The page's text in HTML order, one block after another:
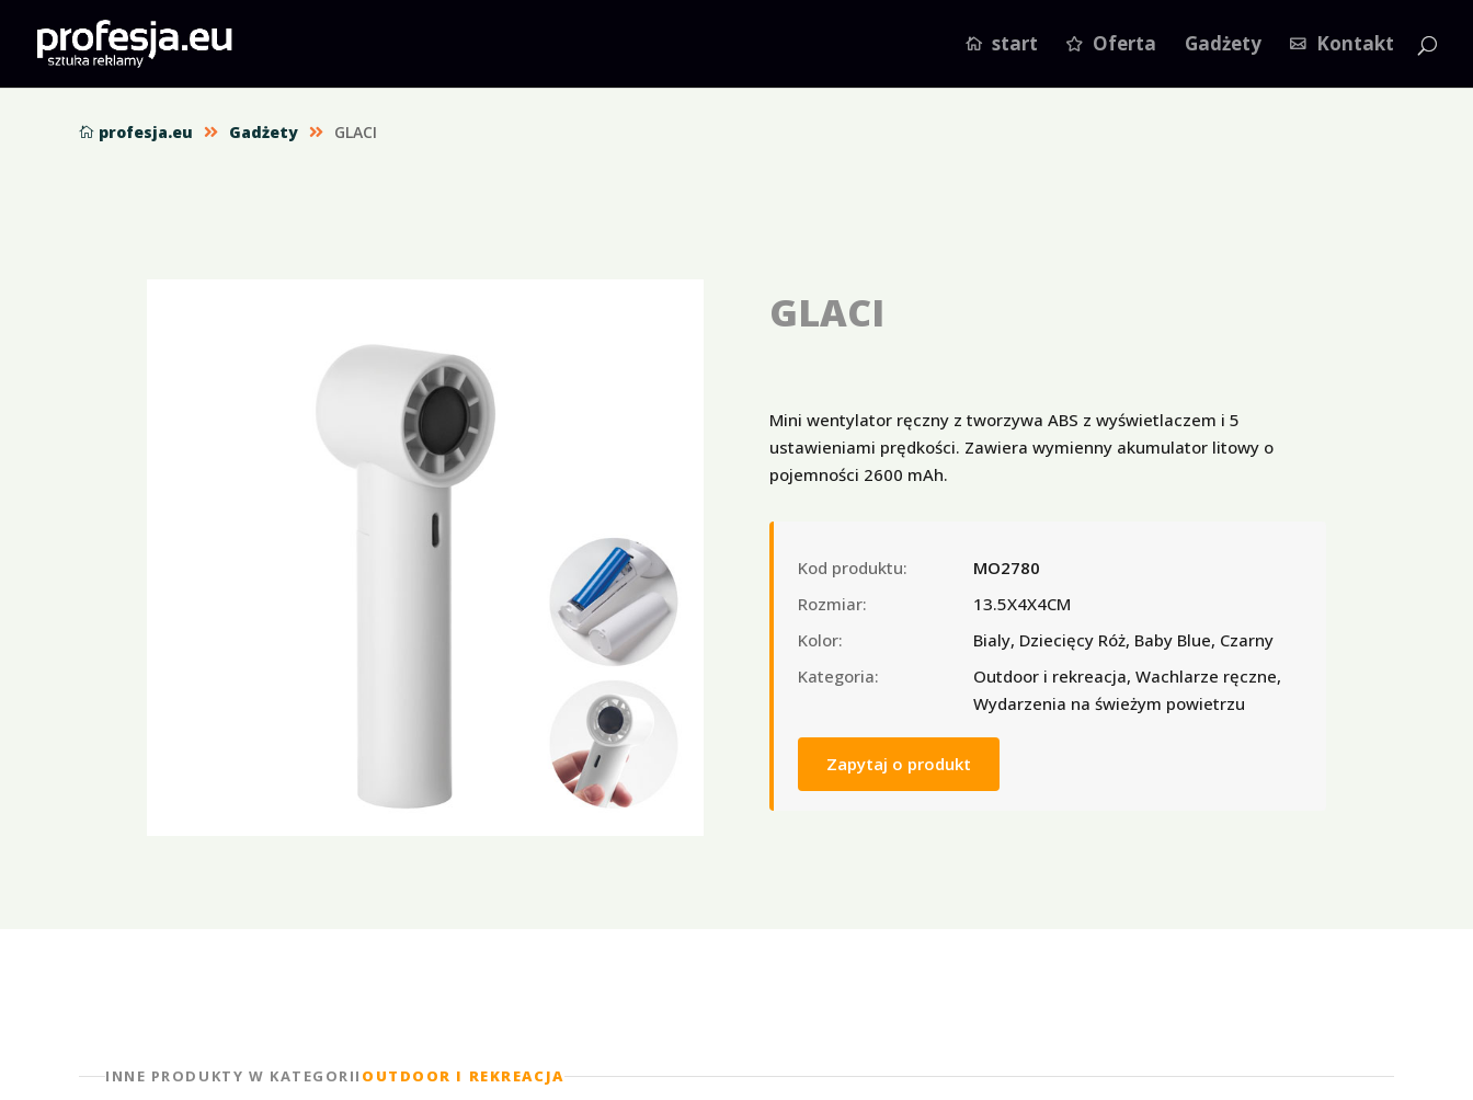
start Oferta Gadżety Kontakt
 profesja.eu  Gadżety  GLACI
GLACI
Mini wentylator ręczny z tworzywa ABS z wyświetlaczem i 5
ustawieniami prędkości. Zawiera wymienny akumulator litowy o
pojemności 2600 mAh.
Kod produktu:
MO2780
Rozmiar:
13.5X4X4CM
Kolor:
Bialy, Dziecięcy Róż, Baby Blue, Czarny
Kategoria:
Outdoor i rekreacja, Wachlarze ręczne,
Wydarzenia na świeżym powietrzu
Zapytaj o produkt
INNE PRODUKTY W KATEGORII OUTDOOR I REKREACJA